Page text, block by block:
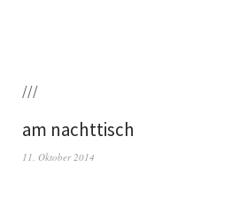
///
am nachttisch
11. Oktober 2014